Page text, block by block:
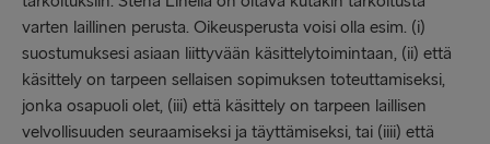
varten laillinen perusta. Oikeusperusta voisi olla esim. (i)
suostumuksesi asiaan liittyvään käsittelytoimintaan, (ii) että
käsittely on tarpeen sellaisen sopimuksen toteuttamiseksi,
jonka osapuoli olet, (iii) että käsittely on tarpeen laillisen
velvollisuuden seuraamiseksi ja täyttämiseksi, tai (iiii) että